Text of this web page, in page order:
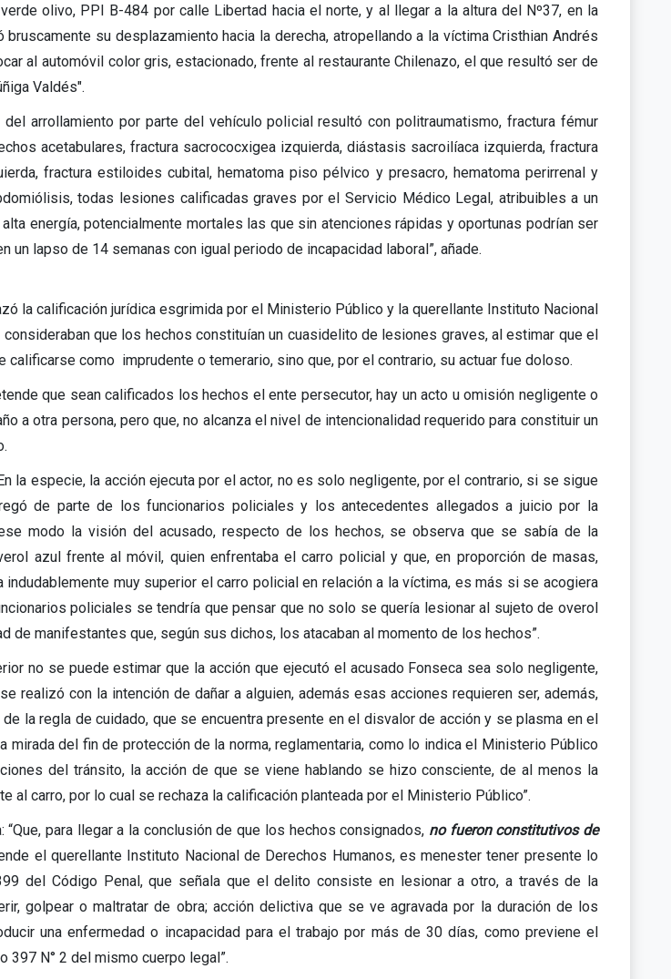
olivo, PPI B-484 por calle Libertad hacia el norte, y al llegar a la altura del Nº37, en la
bruscamente su desplazamiento hacia la derecha, atropellando a la víctima Cristhian Andrés
al automóvil color gris, estacionado, frente al restaurante Chilenazo, el que resultó ser de
Valdés".
del arrollamiento por parte del vehículo policial resultó con politraumatismo, fractura fémur
acetabulares, fractura sacrococxigea izquierda, diástasis sacroilíaca izquierda, fractura
fractura estiloides cubital, hematoma piso pélvico y presacro, hematoma perirrenal y
todas lesiones calificadas graves por el Servicio Médico Legal, atribuibles a un
energía, potencialmente mortales las que sin atenciones rápidas y oportunas podrían ser
un lapso de 14 semanas con igual periodo de incapacidad laboral”, añade.
la calificación jurídica esgrimida por el Ministerio Público y la querellante Instituto Nacional
consideraban que los hechos constituían un cuasidelito de lesiones graves, al estimar que el
calificarse como imprudente o temerario, sino que, por el contrario, su actuar fue doloso.
que sean calificados los hechos el ente persecutor, hay un acto u omisión negligente o
a otra persona, pero que, no alcanza el nivel de intencionalidad requerido para constituir un
la especie, la acción ejecuta por el actor, no es solo negligente, por el contrario, si se sigue
de parte de los funcionarios policiales y los antecedentes allegados a juicio por la
modo la visión del acusado, respecto de los hechos, se observa que se sabía de la
azul frente al móvil, quien enfrentaba el carro policial y que, en proporción de masas,
muy superior el carro policial en relación a la víctima, es más si se acogiera
policiales se tendría que pensar que no solo se quería lesionar al sujeto de overol
de manifestantes que, según sus dichos, los atacaban al momento de los hechos”.
no se puede estimar que la acción que ejecutó el acusado Fonseca sea solo negligente,
realizó con la intención de dañar a alguien, además esas acciones requieren ser, además,
la regla de cuidado, que se encuentra presente en el disvalor de acción y se plasma en el
mirada del fin de protección de la norma, reglamentaria, como lo indica el Ministerio Público
del tránsito, la acción de que se viene hablando se hizo consciente, de al menos la
al carro, por lo cual se rechaza la calificación planteada por el Ministerio Público”.
para llegar a la conclusión de que los hechos consignados, no fueron constitutivos de
el querellante Instituto Nacional de Derechos Humanos, es menester tener presente lo
del Código Penal, que señala que el delito consiste en lesionar a otro, a través de la
golpear o maltratar de obra; acción delictiva que se ve agravada por la duración de los
una enfermedad o incapacidad para el trabajo por más de 30 días, como previene el
397 N° 2 del mismo cuerpo legal”.